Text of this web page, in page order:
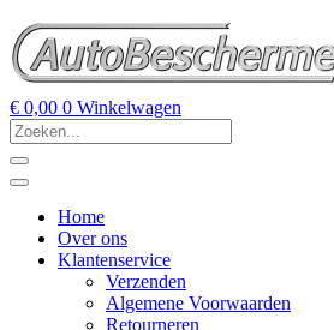
€ 0,00 0 Winkelwagen
Home
Over ons
Klantenservice
Verzenden
Algemene Voorwaarden
Retourneren